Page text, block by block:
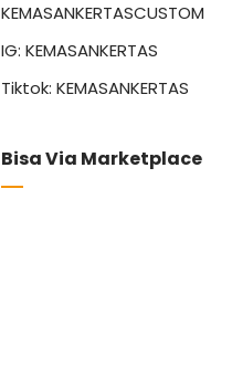
KEMASANKERTASCUSTOM
IG: KEMASANKERTAS
Tiktok: KEMASANKERTAS
Bisa Via Marketplace